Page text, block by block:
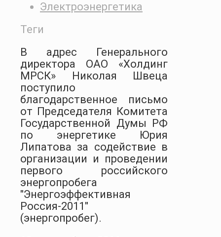
Электроэнергетика
Теги
В адрес Генерального
директора ОАО «Холдинг
МРСК» Николая Швеца
поступило
благодарственное письмо
от Председателя Комитета
Государственной Думы РФ
по энергетике Юрия
Липатова за содействие в
организации и проведении
первого российского
энергопробега
"Энергоэффективная
Россия-2011"
(энергопробег).